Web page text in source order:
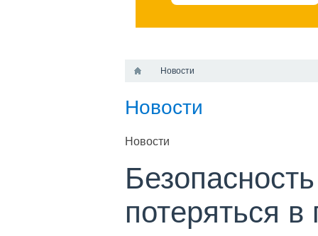
Новости
Новости
Новости
потеряться в